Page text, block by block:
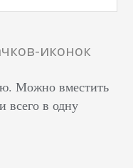
иконок
Можно вместить
всего в одну